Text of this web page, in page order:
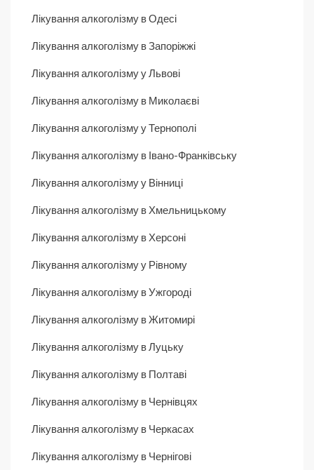
Лікування алкоголізму в Одесі
Лікування алкоголізму в Запоріжжі
Лікування алкоголізму у Львові
Лікування алкоголізму в Миколаєві
Лікування алкоголізму у Тернополі
Лікування алкоголізму в Івано-Франківську
Лікування алкоголізму у Вінниці
Лікування алкоголізму в Хмельницькому
Лікування алкоголізму в Херсоні
Лікування алкоголізму у Рівному
Лікування алкоголізму в Ужгороді
Лікування алкоголізму в Житомирі
Лікування алкоголізму в Луцьку
Лікування алкоголізму в Полтаві
Лікування алкоголізму в Чернівцях
Лікування алкоголізму в Черкасах
Лікування алкоголізму в Чернігові